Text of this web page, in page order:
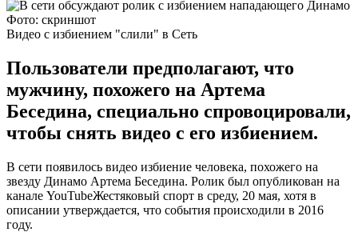
Фото: скриншот
Видео с избиением "слили" в Сеть
Пользователи предполагают, что
мужчину, похожего на Артема
Беседина, специально спровоцировали,
чтобы снять видео с его избиением.
В сети появилось видео избиение человека, похожего на
звезду Динамо Артема Беседина. Ролик был опубликован на
канале YouTubeЖестяковый спорт в среду, 20 мая, хотя в
описании утверждается, что события происходили в 2016
году.